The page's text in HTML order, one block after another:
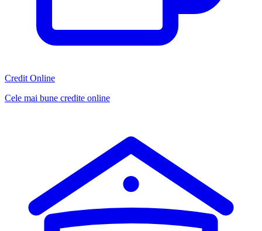
Credit Online
Cele mai bune credite online